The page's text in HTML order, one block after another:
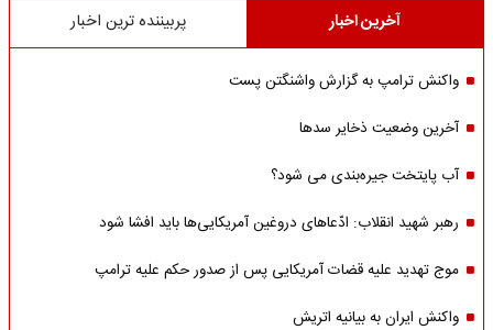
آخرین اخبار پربیننده ترین اخبار
واکنش ترامپ به گزارش واشنگتن پست
آخرین وضعیت ذخایر سدها
آب پایتخت جیره‌بندی می شود؟
رهبر شهید انقلاب: ادّعاهای دروغین آمریکایی‌ها باید افشا شود
موج تهدید علیه قضات آمریکایی پس از صدور حکم علیه ترامپ
واکنش ایران به بیانیه اتریش